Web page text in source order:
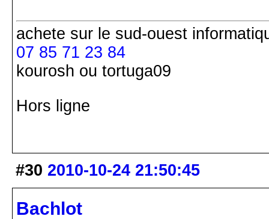
achete sur le sud-ouest
07 85 71 23 84
kourosh ou tortuga09
Hors ligne
#30 2010-10-24 21:50:45
Bachlot